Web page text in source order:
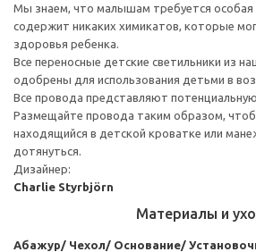
Мы знаем, что малышам требуется особая
содержит никаких химикатов, которые
здоровья ребенка.
Все переносные детские светильники из
одобрены для использования детьми в
Все провода представляют
Размещайте провода таким образом,
находящийся в детской кроватке или
дотянуться.
Дизайнер:
Charlie Styrbjörn
Материалы и
Абажур/ Чехол/ Основание/